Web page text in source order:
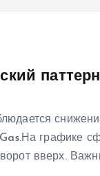
графике
вверх.